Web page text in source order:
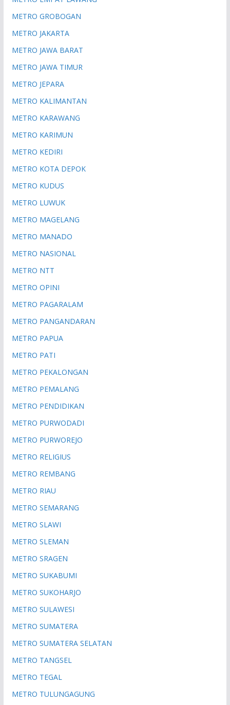
METRO GROBOGAN
METRO JAKARTA
METRO JAWA BARAT
METRO JAWA TIMUR
METRO JEPARA
METRO KALIMANTAN
METRO KARAWANG
METRO KARIMUN
METRO KEDIRI
METRO KOTA DEPOK
METRO KUDUS
METRO LUWUK
METRO MAGELANG
METRO MANADO
METRO NASIONAL
METRO NTT
METRO OPINI
METRO PAGARALAM
METRO PANGANDARAN
METRO PAPUA
METRO PATI
METRO PEKALONGAN
METRO PEMALANG
METRO PENDIDIKAN
METRO PURWODADI
METRO PURWOREJO
METRO RELIGIUS
METRO REMBANG
METRO RIAU
METRO SEMARANG
METRO SLAWI
METRO SLEMAN
METRO SRAGEN
METRO SUKABUMI
METRO SUKOHARJO
METRO SULAWESI
METRO SUMATERA
METRO SUMATERA SELATAN
METRO TANGSEL
METRO TEGAL
METRO TULUNGAGUNG